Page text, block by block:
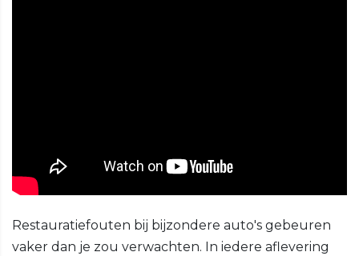
Restauratiefouten bij bijzondere auto's gebeuren
vaker dan je zou verwachten. In iedere aflevering